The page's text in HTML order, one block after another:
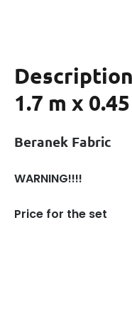
Description
1.7 m x
Beranek Fabric
WARNING!!!!
Price for the set